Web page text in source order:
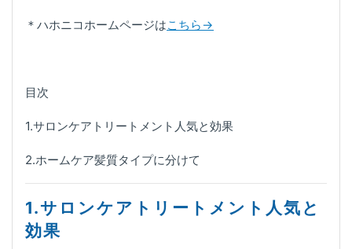
＊ハホニコホームページはこちら→
目次
1.サロンケアトリートメント人気と効果
2.ホームケア髪質タイプに分けて
1.サロンケアトリートメント人気と
効果